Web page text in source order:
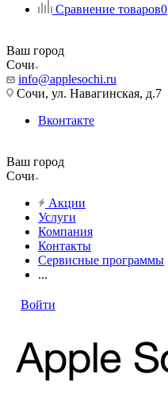
Сравнение товаров0
Ваш город
Сочи
info@applesochi.ru
Сочи, ул. Навагинская, д.7
Вконтакте
Ваш город
Сочи
Акции
Услуги
Компания
Контакты
Сервисные программы
...
Войти